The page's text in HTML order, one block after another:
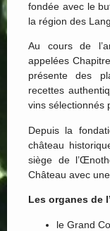
fondée avec le
la région des
Au cours de
appelées
présente des
recettes
vins sélectionnés
Depuis la
château
siège de
Château avec
Les organes de
le Grand